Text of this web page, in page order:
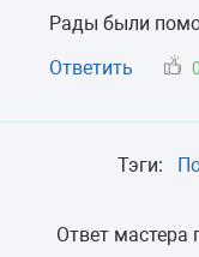
Рады были
Ответить
0
Тэги:
Ответ мастера